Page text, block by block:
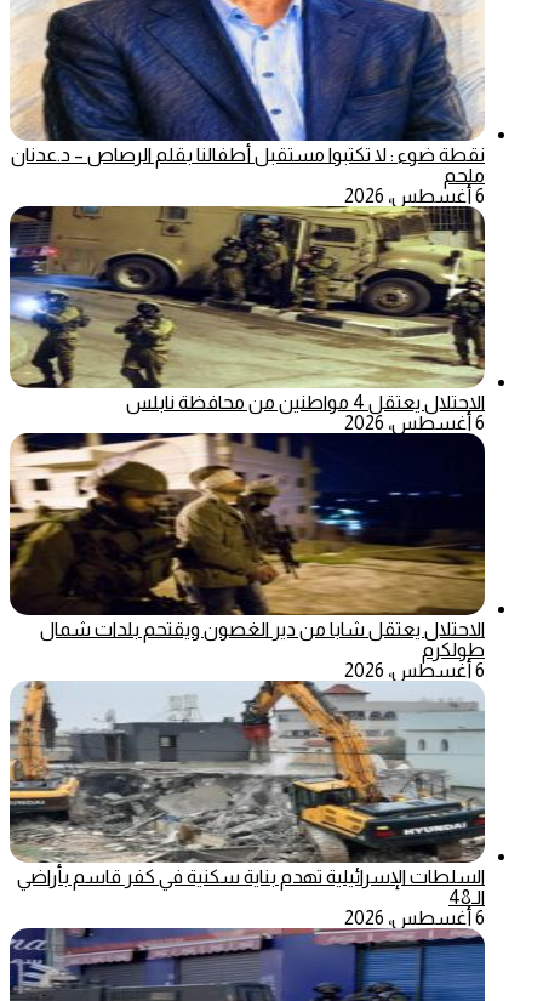
نقطة ضوء : لا تكتبوا مستقبل أطفالنا بقلم الرصاص – د.عدنان
ملحم
6 أغسطس، 2026
الاحتلال يعتقل 4 مواطنين من محافظة نابلس
6 أغسطس، 2026
الاحتلال يعتقل شابا من دير الغصون ويقتحم بلدات شمال
طولكرم
6 أغسطس، 2026
السلطات الإسرائيلية تهدم بناية سكنية في كفر قاسم بأراضي
الـ48
6 أغسطس، 2026